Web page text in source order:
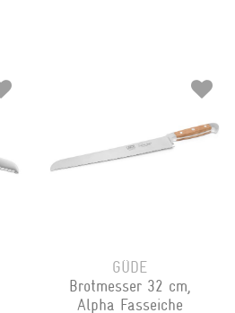
GÜDE
Brotmesser 32 cm,
Alpha Fasseiche